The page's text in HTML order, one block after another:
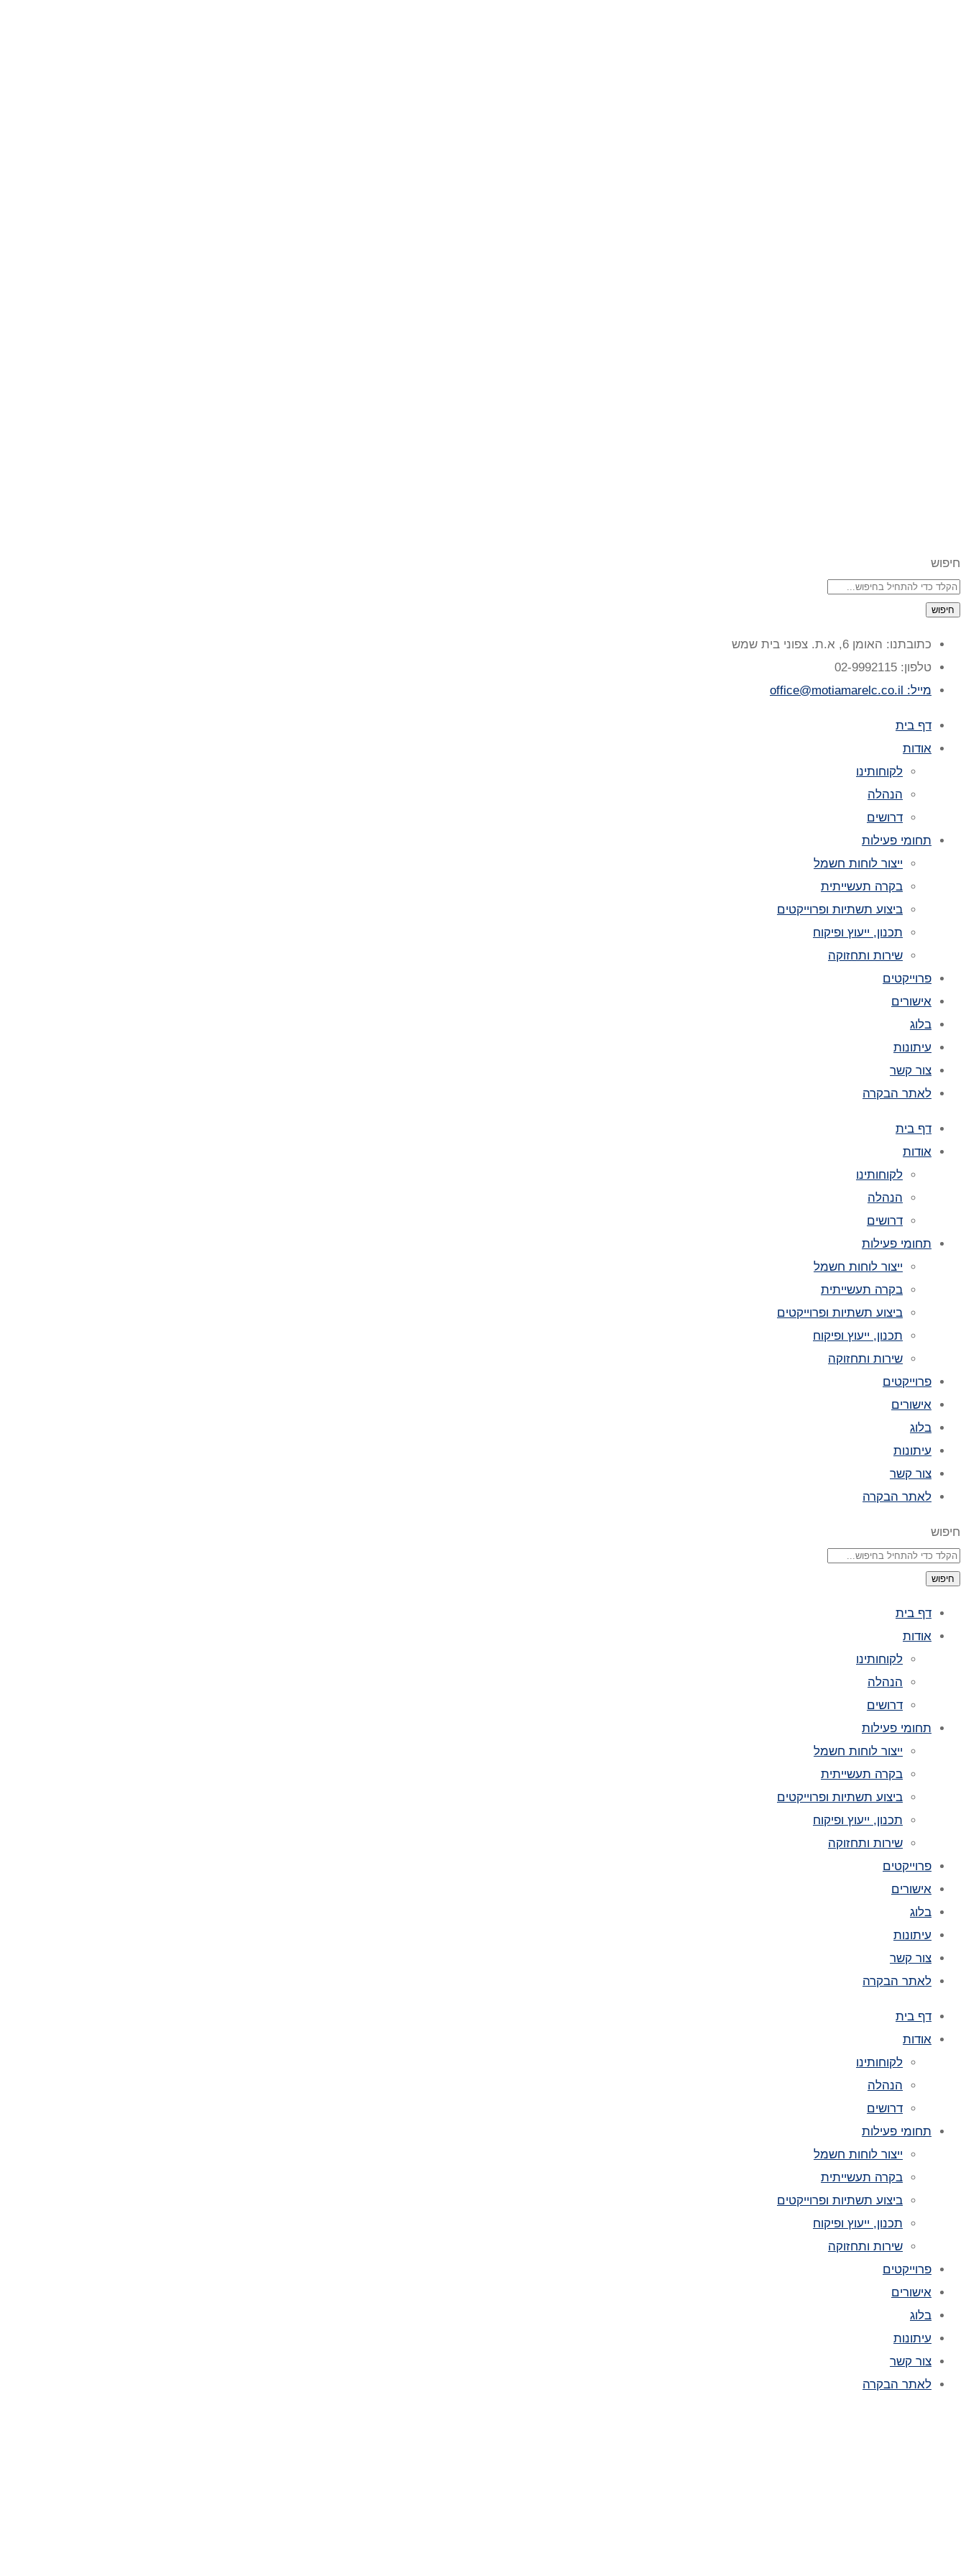
חיפוש
חיפוש
כתובתנו: האומן 6, א.ת. צפוני בית שמש
טלפון: 02-9992115
מייל: office@motiamarelc.co.il
דף בית
אודות
לקוחותינו
הנהלה
דרושים
תחומי פעילות
ייצור לוחות חשמל
בקרה תעשייתית
ביצוע תשתיות ופרוייקטים
תכנון, ייעוץ ופיקוח
שירות ותחזוקה
פרוייקטים
אישורים
בלוג
עיתונות
צור קשר
לאתר הבקרה
דף בית
אודות
לקוחותינו
הנהלה
דרושים
תחומי פעילות
ייצור לוחות חשמל
בקרה תעשייתית
ביצוע תשתיות ופרוייקטים
תכנון, ייעוץ ופיקוח
שירות ותחזוקה
פרוייקטים
אישורים
בלוג
עיתונות
צור קשר
לאתר הבקרה
חיפוש
חיפוש
דף בית
אודות
לקוחותינו
הנהלה
דרושים
תחומי פעילות
ייצור לוחות חשמל
בקרה תעשייתית
ביצוע תשתיות ופרוייקטים
תכנון, ייעוץ ופיקוח
שירות ותחזוקה
פרוייקטים
אישורים
בלוג
עיתונות
צור קשר
לאתר הבקרה
דף בית
אודות
לקוחותינו
הנהלה
דרושים
תחומי פעילות
ייצור לוחות חשמל
בקרה תעשייתית
ביצוע תשתיות ופרוייקטים
תכנון, ייעוץ ופיקוח
שירות ותחזוקה
פרוייקטים
אישורים
בלוג
עיתונות
צור קשר
לאתר הבקרה